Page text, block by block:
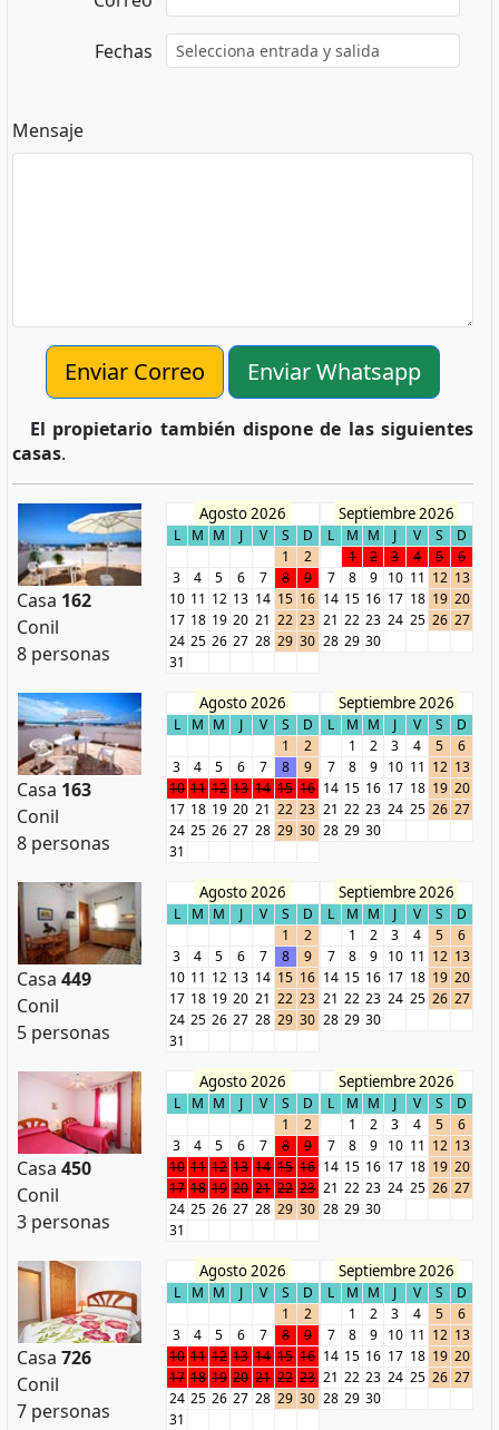
Fechas
Mensaje
Enviar Correo Enviar Whatsapp
El propietario también dispone de las siguientes
casas.
Casa 162
Conil
8 personas
Agosto 2026
L M M J V S
D
1
2
3
4 5 6 7 8
9
10 11 12 13 14 15 16
17 18 19 20 21 22 23
24 25 26 27 28 29 30
31
Septiembre 2026
L M M J V S
D
1
2 3 4 5
6
7
8 9 10 11 12 13
14 15 16 17 18 19 20
21 22 23 24 25 26 27
28 29 30
Casa 163
Conil
8 personas
Agosto 2026
L M M J V S
D
1
2
3
4 5 6 7 8
9
10 11 12 13 14 15 16
17 18 19 20 21 22 23
24 25 26 27 28 29 30
31
Septiembre 2026
L M M J V S
D
1
2 3 4 5
6
7
8 9 10 11 12 13
14 15 16 17 18 19 20
21 22 23 24 25 26 27
28 29 30
Casa 449
Conil
5 personas
Agosto 2026
L M M J V S
D
1
2
3
4 5 6 7 8
9
10 11 12 13 14 15 16
17 18 19 20 21 22 23
24 25 26 27 28 29 30
31
Septiembre 2026
L M M J V S
D
1
2 3 4 5
6
7
8 9 10 11 12 13
14 15 16 17 18 19 20
21 22 23 24 25 26 27
28 29 30
Casa 450
Conil
3 personas
Agosto 2026
L M M J V S
D
1
2
3
4 5 6 7 8
9
10 11 12 13 14 15 16
17 18 19 20 21 22 23
24 25 26 27 28 29 30
31
Septiembre 2026
L M M J V S
D
1
2 3 4 5
6
7
8 9 10 11 12 13
14 15 16 17 18 19 20
21 22 23 24 25 26 27
28 29 30
Casa 726
Conil
7 personas
Agosto 2026
L M M J V S
D
1
2
3
4 5 6 7 8
9
10 11 12 13 14 15 16
17 18 19 20 21 22 23
24 25 26 27 28 29 30
31
Septiembre 2026
L M M J V S
D
1
2 3 4 5
6
7
8 9 10 11 12 13
14 15 16 17 18 19 20
21 22 23 24 25 26 27
28 29 30